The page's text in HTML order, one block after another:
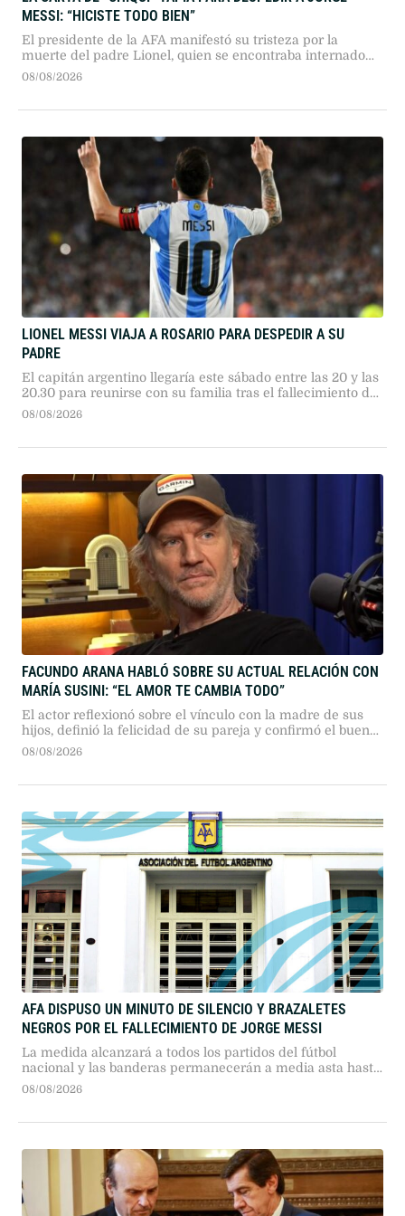
MESSI: “HICISTE TODO BIEN”
El presidente de la AFA manifestó su tristeza por la
muerte del padre Lionel, quien se encontraba internado
en Rosario transitando una larga enfermedad.
08/08/2026
LIONEL MESSI VIAJA A ROSARIO PARA DESPEDIR A SU
PADRE
El capitán argentino llegaría este sábado entre las 20 y las
20.30 para reunirse con su familia tras el fallecimiento de
Jorge Messi.
08/08/2026
FACUNDO ARANA HABLÓ SOBRE SU ACTUAL RELACIÓN CON
MARÍA SUSINI: “EL AMOR TE CAMBIA TODO”
El actor reflexionó sobre el vínculo con la madre de sus
hijos, definió la felicidad de su pareja y confirmó el buen
momento que atraviesan.
08/08/2026
AFA DISPUSO UN MINUTO DE SILENCIO Y BRAZALETES
NEGROS POR EL FALLECIMIENTO DE JORGE MESSI
La medida alcanzará a todos los partidos del fútbol
nacional y las banderas permanecerán a media asta hasta
el viernes 14 de agosto.
08/08/2026